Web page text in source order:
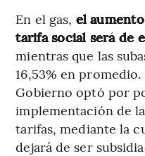
En el gas, el
tarifa social será de
mientras que las
16,53% en
Gobierno optó por
implementación de
tarifas, mediante la
dejará de ser